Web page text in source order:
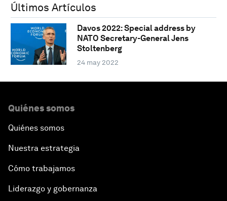
Últimos Artículos
Davos 2022: Special address by
NATO Secretary-General Jens
Stoltenberg
24 may 2022
Quiénes somos
Quiénes somos
Nuestra estrategia
Cómo trabajamos
Liderazgo y gobernanza